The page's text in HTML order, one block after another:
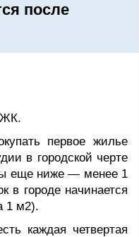
после
ЖК.
первое жилье
в городской черте
еще ниже — менее 1
в городе начинается
1 м2).
каждая четвертая